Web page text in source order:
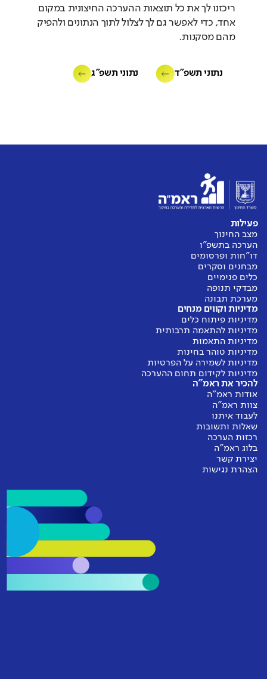
ריכזנו לך את כל תוצאות ההערכה החיצונית במקום
אחד, כדי לאפשר גם לך לצלול לתוך הנתונים ולהפיק
מהם מסקנות.
נתוני תשפ"ד נתוני תשפ"ג
פעילות
מצב החינוך
הערכה בתשפ"ו
דו"חות ופרסומים
מבחנים וסקרים
כלים פנימיים
מבדקי תנופה
מערכת תבונה
מדיניות וקווים מנחים
מדיניות פיתוח כלים
מדיניות להתאמה תרבותית
מדיניות התאמות
מדיניות טוהר בחינות
מדיניות לשמירה על הפרטיות
מדיניות לקידום תחום ההערכה
להכיר את ראמ"ה
אודות ראמ"ה
צוות ראמ"ה
לעבוד איתנו
שאלות ותשובות
רכזות הערכה
בלוג ראמ"ה
יצירת קשר
הצהרת נגישות